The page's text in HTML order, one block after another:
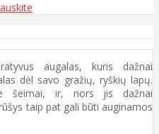
augalas, kuris dažnai
dėl savo gražių, ryškių lapų.
šeimai, ir, nors jis dažnai
taip pat gali būti auginamos